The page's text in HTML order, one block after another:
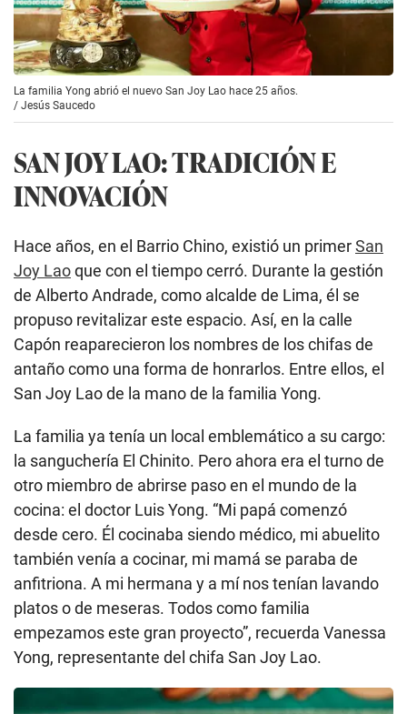
La familia Yong abrió el nuevo San Joy Lao hace 25 años.
/ Jesús Saucedo
SAN JOY LAO: TRADICIÓN E
INNOVACIÓN
Hace años, en el Barrio Chino, existió un primerSan
Joy Laoque con el tiempo cerró. Durante la gestión
de Alberto Andrade, como alcalde de Lima, él se
propuso revitalizar este espacio. Así, en la calle
Capón reaparecieron los nombres de los chifas de
antaño como una forma de honrarlos. Entre ellos, el
San Joy Lao de la mano de la familia Yong.
La familia ya tenía un local emblemático a su cargo:
la sanguchería El Chinito. Pero ahora era el turno de
otro miembro de abrirse paso en el mundo de la
cocina: el doctor Luis Yong. “Mi papá comenzó
desde cero. Él cocinaba siendo médico, mi abuelito
también venía a cocinar, mi mamá se paraba de
anfitriona. A mi hermana y a mí nos tenían lavando
platos o de meseras. Todos como familia
empezamos este gran proyecto”, recuerda Vanessa
Yong, representante del chifa San Joy Lao.